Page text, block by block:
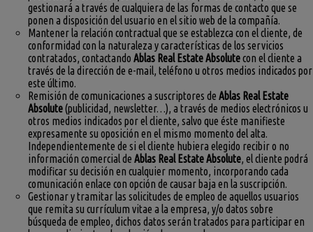
gestionará a través de cualquiera de las formas de contacto que se
ponen a disposición del usuario en el sitio web de la compañía.
Mantener la relación contractual que se establezca con el cliente, de
conformidad con la naturaleza y características de los servicios
contratados, contactando Ablas Real Estate Absolutecon el cliente a
través de la dirección de e-mail, teléfono u otros medios indicados por
este último.
Remisión de comunicaciones a suscriptores de Ablas Real Estate
Absolute(publicidad, newsletter…), a través de medios electrónicos u
otros medios indicados por el cliente, salvo que éste manifieste
expresamente su oposición en el mismo momento del alta.
Independientemente de si el cliente hubiera elegido recibir o no
información comercial de Ablas Real Estate Absolute, el cliente podrá
modificar su decisión en cualquier momento, incorporando cada
comunicación enlace con opción de causar baja en la suscripción.
Gestionar y tramitar las solicitudes de empleo de aquellos usuarios
que remita su currículum vitae a la empresa, y/o datos sobre
búsqueda de empleo, dichos datos serán tratados para participar en